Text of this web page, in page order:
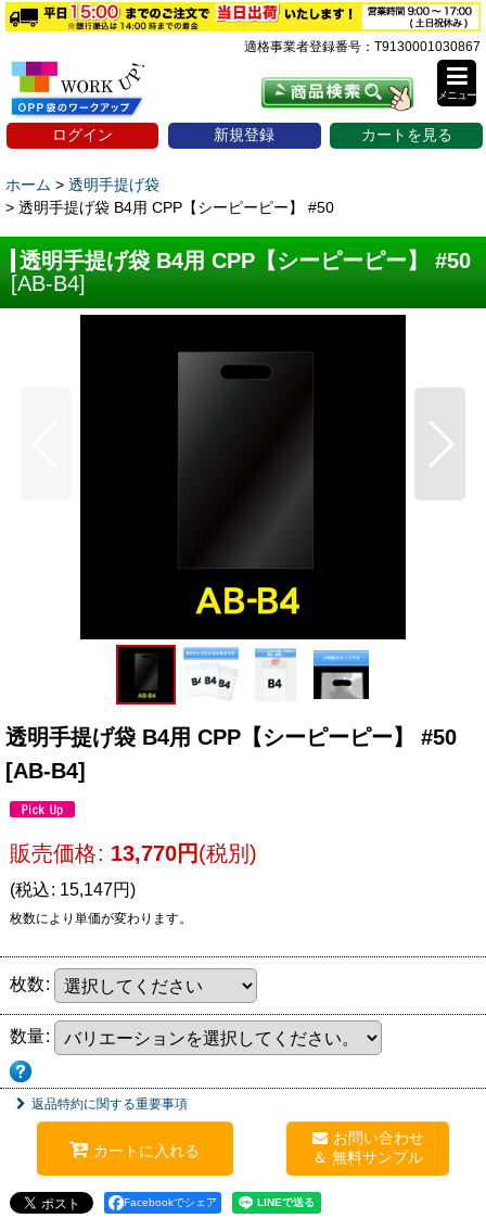
適格事業者登録番号：T9130001030867
ログイン 新規登録 カートを見る
メニュー
ホーム > 透明手提げ袋
> 透明手提げ袋 B4用 CPP【シーピーピー】 #50
透明手提げ袋 B4用 CPP【シーピーピー】 #50
[AB-B4]
透明手提げ袋 B4用 CPP【シーピーピー】 #50
[AB-B4]
販売価格: 13,770円(税別)
(税込: 15,147円)
枚数により単価が変わります。
枚数:
数量:
返品特約に関する重要事項
カートに入れる
お問い合わせ
Facebookでシェア